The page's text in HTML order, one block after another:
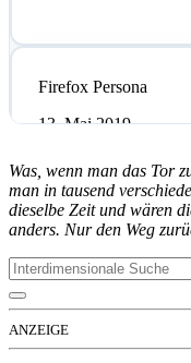
Firefox Persona
13. Mai 2019
Sliders Team
Das zweite Persona für
Hauptfiguren der
und Rembrandt, vor
in ein dunkles
Was, wenn man das Tor
man in tausend
dieselbe Zeit und wären
anders. Nur den Weg
ANZEIGE